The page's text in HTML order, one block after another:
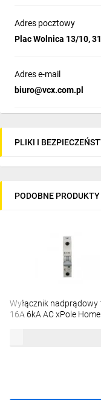
Adres pocztowy
Plac Wolnica 13/10,
Adres e-mail
biuro@vcx.com.pl
PLIKI I
PODOBNE PRODUKTY
Wyłącznik nadprądowy
16A 6kA AC xPole